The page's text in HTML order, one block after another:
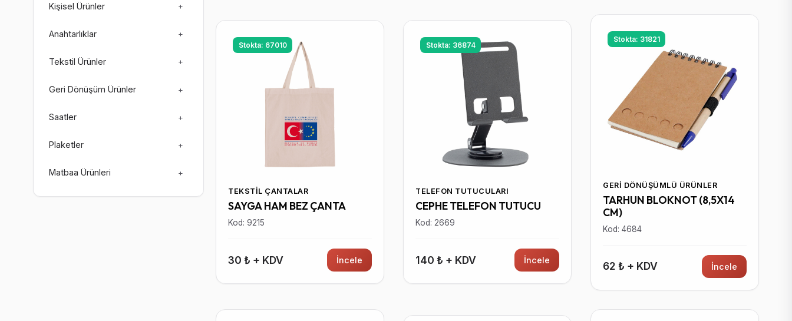
Kişisel Ürünler +
Anahtarlıklar +
Tekstil Ürünler +
Geri Dönüşüm Ürünler +
Saatler +
Plaketler +
Matbaa Ürünleri +
Stokta: 67010
TEKSTIL ÇANTALAR
SAYGA HAM BEZ ÇANTA
Kod: 9215
30 ₺ + KDV İncele
Stokta: 36874
TELEFON TUTUCULARI
CEPHE TELEFON TUTUCU
Kod: 2669
140 ₺ + KDV İncele
Stokta: 31821
GERI DÖNÜŞÜMLÜ ÜRÜNLER
TARHUN BLOKNOT (8,5X14
CM)
Kod: 4684
62 ₺ + KDV İncele